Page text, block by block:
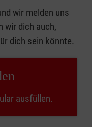
wir melden uns
wir dich auch,
dich sein könnte.
ausfüllen.